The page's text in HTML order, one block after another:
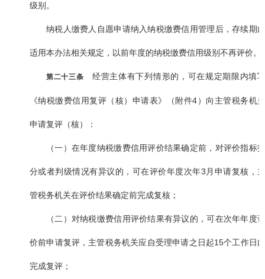
级别。
纳税人缴费人自愿申请纳入纳税缴费信用管理后，存续期内
适用本办法相关规定，以前年度的纳税缴费信用级别不再评价。
第二十三条 经营主体有下列情形的，可在规定期限内填
《纳税缴费信用复评（核）申请表》（附件4）向主管税务机关
申请复评（核）：
（一）在年度纳税缴费信用评价结果确定前，对评价指标扣
分或者判级情况有异议的，可在评价年度次年3月申请复核，主
管税务机关在评价结果确定前完成复核；
（二）对纳税缴费信用评价结果有异议的，可在次年年度评
价前申请复评，主管税务机关应自受理申请之日起15个工作日内
完成复评；